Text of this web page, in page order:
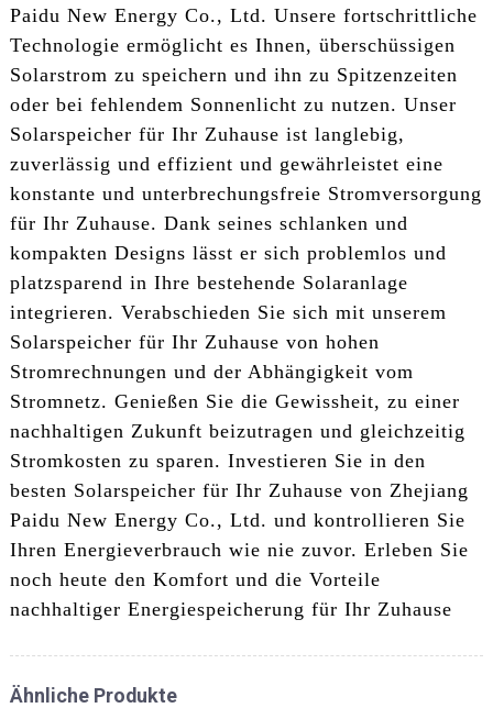
Paidu New Energy Co., Ltd. Unsere fortschrittliche
Technologie ermöglicht es Ihnen, überschüssigen
Solarstrom zu speichern und ihn zu Spitzenzeiten
oder bei fehlendem Sonnenlicht zu nutzen. Unser
Solarspeicher für Ihr Zuhause ist langlebig,
zuverlässig und effizient und gewährleistet eine
konstante und unterbrechungsfreie Stromversorgung
für Ihr Zuhause. Dank seines schlanken und
kompakten Designs lässt er sich problemlos und
platzsparend in Ihre bestehende Solaranlage
integrieren. Verabschieden Sie sich mit unserem
Solarspeicher für Ihr Zuhause von hohen
Stromrechnungen und der Abhängigkeit vom
Stromnetz. Genießen Sie die Gewissheit, zu einer
nachhaltigen Zukunft beizutragen und gleichzeitig
Stromkosten zu sparen. Investieren Sie in den
besten Solarspeicher für Ihr Zuhause von Zhejiang
Paidu New Energy Co., Ltd. und kontrollieren Sie
Ihren Energieverbrauch wie nie zuvor. Erleben Sie
noch heute den Komfort und die Vorteile
nachhaltiger Energiespeicherung für Ihr Zuhause
Ähnliche Produkte